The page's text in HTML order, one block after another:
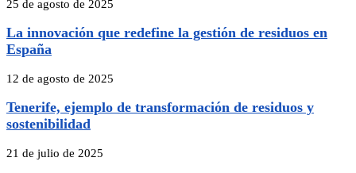
25 de agosto de 2025
La innovación que redefine la gestión de residuos en
España
12 de agosto de 2025
Tenerife, ejemplo de transformación de residuos y
sostenibilidad
21 de julio de 2025